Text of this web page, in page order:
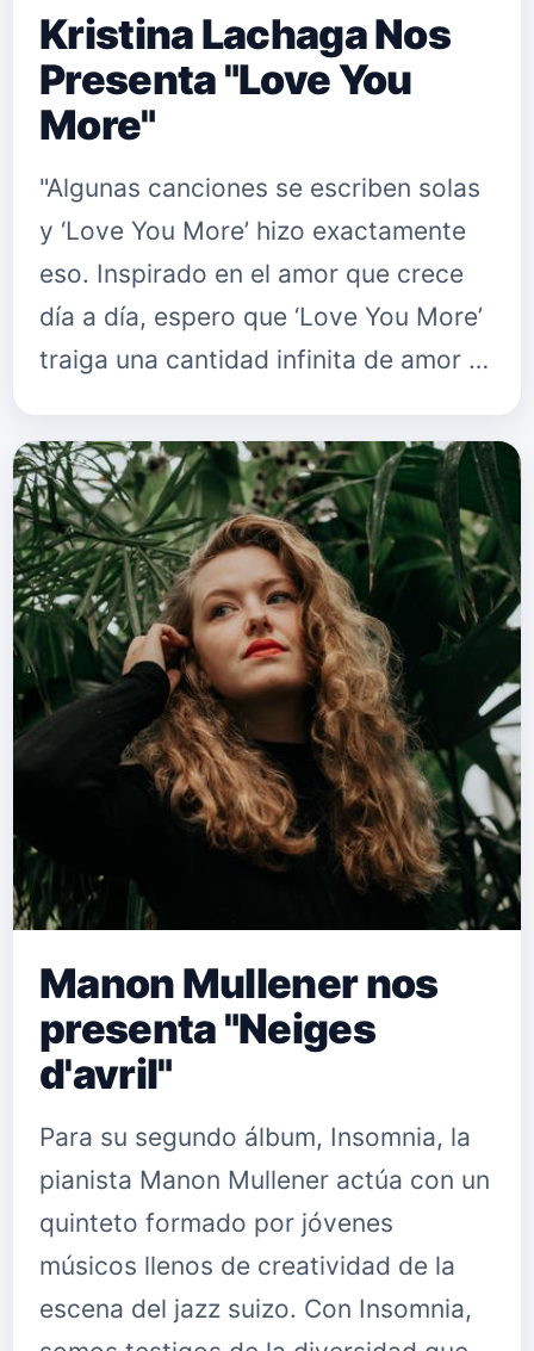
Kristina Lachaga Nos
Presenta "Love You
More"
"Algunas canciones se escriben solas
y ‘Love You More’ hizo exactamente
eso. Inspirado en el amor que crece
día a día, espero que ‘Love You More’
traiga una cantidad infinita de amor y
More' comenzó como…
Manon Mullener nos
presenta "Neiges
d'avril"
Para su segundo álbum, Insomnia, la
pianista Manon Mullener actúa con un
quinteto formado por jóvenes
músicos llenos de creatividad de la
escena del jazz suizo. Con Insomnia,